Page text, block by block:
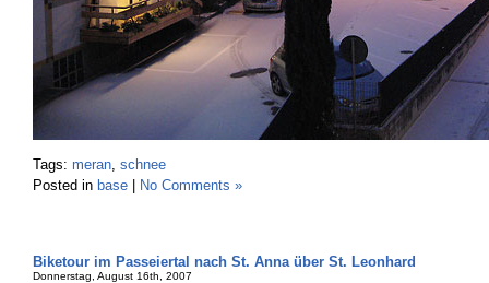
Tags: meran, schnee
Posted in base No Comments »
Biketour im Passeiertal nach St. Anna über St. Leonhard
Donnerstag, August 16th, 2007